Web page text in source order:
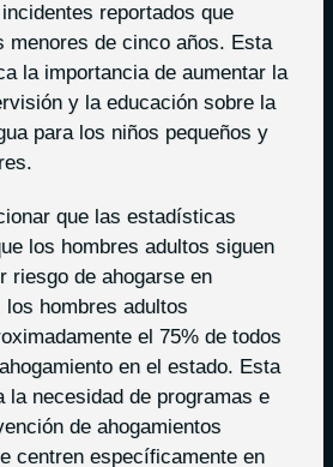
reportados que
menores de cinco años. Esta
la importancia de aumentar la
y la educación sobre la
para los niños pequeños y
que las estadísticas
los hombres adultos siguen
riesgo de ahogarse en
hombres adultos
el 75% de todos
en el estado. Esta
la necesidad de programas e
de ahogamientos
centren específicamente en